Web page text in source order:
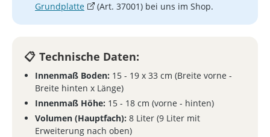
Grundplatte
(Art. 37001) bei uns im Shop.
Technische Daten:
Innenmaß Boden: 15 - 19 x 33 cm (Breite vorne -
Breite hinten x Länge)
Innenmaß Höhe: 15 - 18 cm (vorne - hinten)
Volumen (Hauptfach): 8 Liter (9 Liter mit
Erweiterung nach oben)